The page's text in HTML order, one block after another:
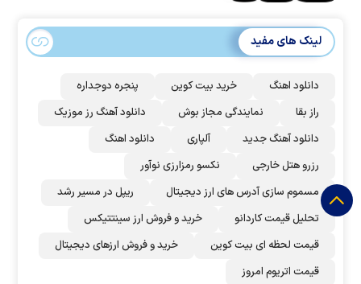
لینک های مفید
دانلود اهنگ خرید بیت کوین
پنجره دوجداره
راز بقا
نمایندگی مجاز بوش
دانلود آهنگ رز‌ موزیک
دانلود آهنگ جدید
آلپاری
دانلود اهنگ
رزرو هتل خارجی
نکسو رمزارزی نوآور
مسموم سازی آدرس های ارز دیجیتال
ریپل در مسیر رشد
تحلیل قیمت کاردانو
خرید و فروش ارز سینتتیکس
قیمت لحظه ای بیت کوین
خرید و فروش ارزهای دیجیتال
قیمت اتریوم امروز